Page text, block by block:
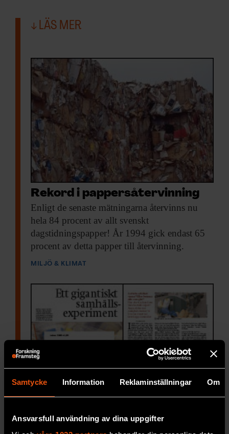
Samtycke Information Reklaminställningar Om
Ansvarsfull användning av dina uppgifter
LÄS MER
Rekord i pappersåtervinning
Enligt de senaste mätningarna återvinns nu
hela 84 procent av allt svenskt
dagstidningspapper! År 1994 gick endast 65
procent av detta papper till återvinning.
MILJÖ & KLIMAT
I två århöll vi på, sprang ner i källaren med
varje tom kökspapperstub, med varenda